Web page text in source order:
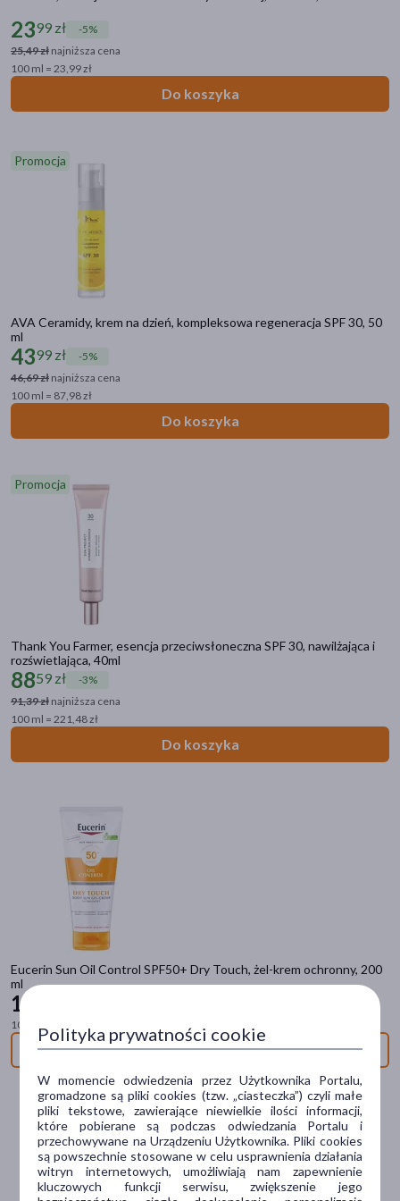
2399 zł
-5%
25,49 zł najniższa cena
100 ml = 23,99 zł
Do koszyka
Promocja
AVA Ceramidy, krem na dzień, kompleksowa regeneracja SPF 30, 50
ml
4399 zł
-5%
46,69 zł najniższa cena
100 ml = 87,98 zł
Do koszyka
Promocja
Thank You Farmer, esencja przeciwsłoneczna SPF 30, nawilżająca i
rozświetlająca, 40ml
8859 zł
-3%
91,39 zł najniższa cena
100 ml = 221,48 zł
Do koszyka
Eucerin Sun Oil Control SPF50+ Dry Touch, żel-krem ochronny, 200
ml
134
100 ml = 67,50 zł
Niedostępny
Filtry
Dostępny
Ostatnie sztuki
Wysyłka
Odbiór w aptece
Cena
Marka
Ava(1)
(2)
Dermedic
pokaż więcej
Płeć
Kobieta
Mężczyzna(17)
Wiek
20+(6)
40+(6)
50+(6)
pokaż więcej
Typ produktu
Kosmetyk
Sposób aplikacji
na skórę(17)
na włosy(1)
Postać
krem(16)
żel(4)
Polityka prywatności cookie
W momencie odwiedzenia przez Użytkownika Portalu,
gromadzone są pliki cookies (tzw. „ciasteczka”) czyli małe
pliki tekstowe, zawierające niewielkie ilości informacji,
które pobierane są podczas odwiedzania Portalu i
przechowywane na Urządzeniu Użytkownika. Pliki cookies
są powszechnie stosowane w celu usprawnienia działania
witryn internetowych, umożliwiają nam zapewnienie
kluczowych funkcji serwisu, zwiększenie jego